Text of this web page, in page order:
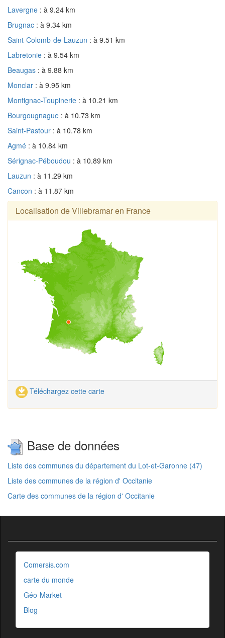
Lavergne : à 9.24 km
Brugnac : à 9.34 km
Saint-Colomb-de-Lauzun : à 9.51 km
Labretonie : à 9.54 km
Beaugas : à 9.88 km
Monclar : à 9.95 km
Montignac-Toupinerie : à 10.21 km
Bourgougnague : à 10.73 km
Saint-Pastour : à 10.78 km
Agmé : à 10.84 km
Sérignac-Péboudou : à 10.89 km
Lauzun : à 11.29 km
Cancon : à 11.87 km
Localisation de Villebramar en France
Téléchargez cette carte
Base de données
Liste des communes du département du Lot-et-Garonne (47)
Liste des communes de la région d' Occitanie
Carte des communes de la région d' Occitanie
Comersis.com
carte du monde
Géo-Market
Blog